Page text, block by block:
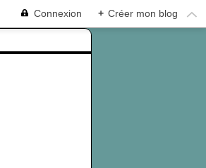
Connexion + Créer mon blog